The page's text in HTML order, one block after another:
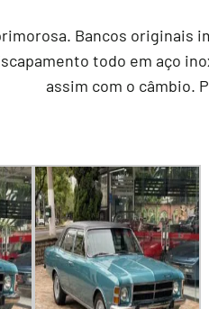
Bancos originais
todo em aço
assim com o câmbio.